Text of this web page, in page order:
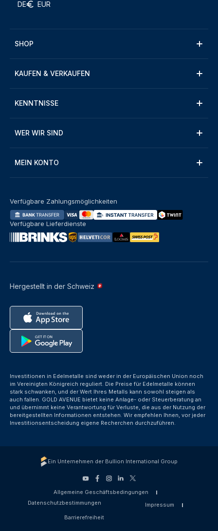
DE EUR
SHOP
KAUFEN & VERKAUFEN
KENNTNISSE
WER WIR SIND
MEIN KONTO
Hergestellt in der Schweiz
Verfügbare Zahlungsmöglichkeiten
Verfügbare Lieferdienste
Investitionen in Edelmetalle sind weder in der Europäischen Union noch
im Vereinigten Königreich reguliert. Die Preise für Edelmetalle können
stark schwanken, und der Wert Ihres Metalls kann sowohl steigen als
auch fallen. GOLD AVENUE bietet keine Anlage- oder Steuerberatung an
und übernimmt keine Verantwortung für Verluste, die aus der Nutzung der
bereitgestellten Informationen entstehen. Wir empfehlen Ihnen, vor jeder
Investitionsentscheidung eigene Recherchen durchzuführen.
Ein Unternehmen der Bullion International Group
Allgemeine Geschäftsbedingungen
Datenschutzbestimmungen
Impressum
Barrierefreiheit